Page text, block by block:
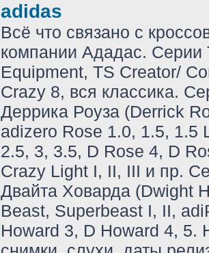
adidas
Всё что связано с
компании Ададас. Серии
Equipment, TS Creator/
Crazy 8, вся классика.
Деррика Роуза (Derrick
adizero Rose 1.0, 1.5, 1.5
2.5, 3, 3.5, D Rose 4, D
Crazy Light I, II, III и пр.
Двайта Ховарда (Dwight
Beast, Superbeast I, II,
Howard 3, D Howard 4, 5.